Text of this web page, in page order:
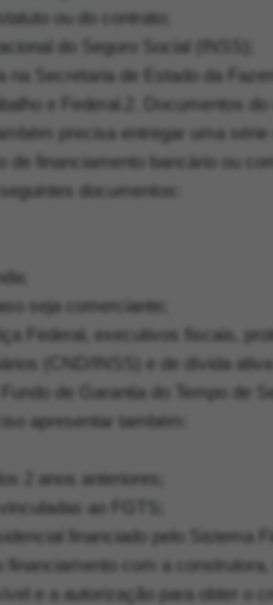
ou do contrato;
do Seguro Social (INSS);
Secretaria de Estado da
e Federal.2. Documentos
precisa entregar uma série
financiamento bancário ou
documentos:
seja comerciante;
Federal, executivos fiscais,
(CND/INSS) e de dívida
de Garantia do Tempo de
apresentar também:
2 anos anteriores;
ao FGTS;
financiado pelo Sistema
com a construtora,
e a autorização para obter o